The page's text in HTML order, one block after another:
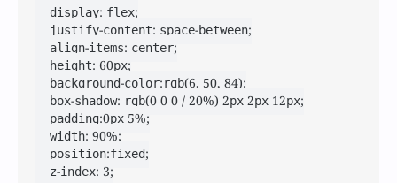
    display: flex;
    justify-content: space-between;
    align-items: center;
    height: 60px;
    background-color:rgb(6, 50, 84);
    box-shadow: rgb(0 0 0 / 20%) 2px 2px 12px;
    padding:0px 5%;
    width: 90%;
    position:fixed;
    z-index: 3;